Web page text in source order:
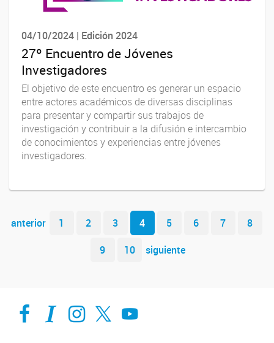
04/10/2024 | Edición 2024
27º Encuentro de Jóvenes
Investigadores
El objetivo de este encuentro es generar un espacio
entre actores académicos de diversas disciplinas
para presentar y compartir sus trabajos de
investigación y contribuir a la difusión e intercambio
de conocimientos y experiencias entre jóvenes
investigadores.
Navegador de artículos
anterior 1 2 3 4 5 6 7
8
9
10 siguiente
Facebook
Intranet-IFISInstagram
X YouTube